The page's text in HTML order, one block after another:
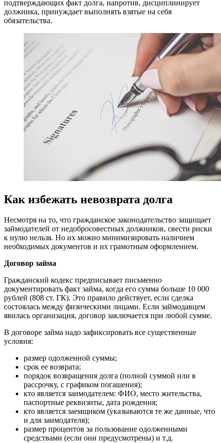
подтверждающих факт долга, напротив, дисциплинирует
должника, принуждает выполнять взятые на себя
обязательства.
Как избежать невозврата долга
Несмотря на то, что гражданское законодательство защищает
займодателей от недобросовестных должников, свести риски
к нулю нельзя. Но их можно минимизировать наличием
необходимых документов и их грамотным оформлением.
Договор займа
Гражданский кодекс предписывает письменно
документировать факт займа, когда его сумма больше 10 000
рублей (808 ст. ГК). Это правило действует, если сделка
состоялась между физическими лицами. Если займодавцем
явилась организация, договор заключается при любой сумме.
В договоре займа надо зафиксировать все существенные
условия:
размер одолженной суммы;
срок ее возврата;
порядок возвращения долга (полной суммой или в
рассрочку, с графиком погашения);
кто является заимодателем: ФИО, место жительства,
паспортные реквизиты, дата рождения;
кто является заемщиком (указываются те же данные, что
и для заимодателя);
размер процентов за пользование одолженными
средствами (если они предусмотрены) и т.д.